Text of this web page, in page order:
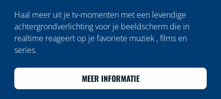
Haal meer uit je tv-momenten met een levendige
achtergrondverlichting voor je beeldscherm die in
realtime reageert op je favoriete muziek , films en
series.
MEER INFORMATIE